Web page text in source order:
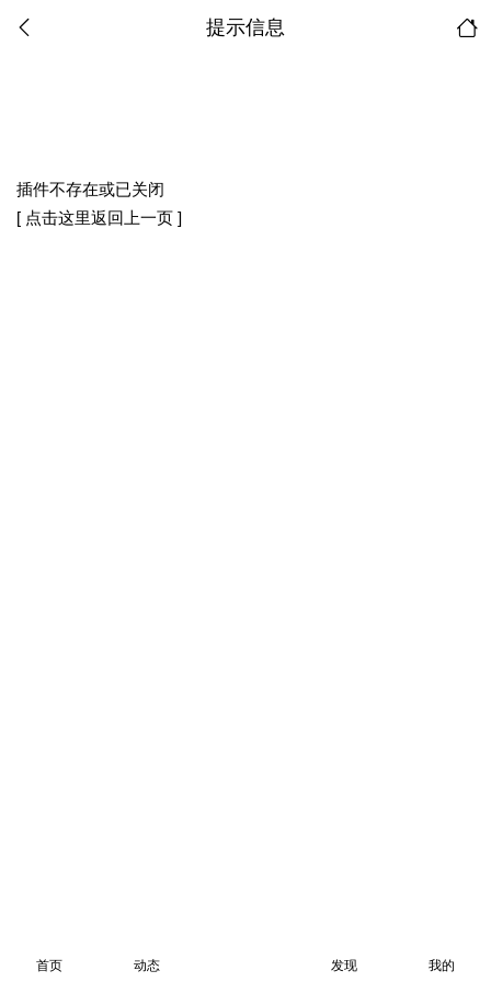
提示信息
插件不存在或已关闭
[ 点击这里返回上一页 ]
首页 动态 发现 我的